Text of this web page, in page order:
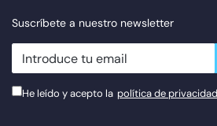
Suscríbete a nuestro newsletter
newsletter.suscribe
He leído y acepto la política de privacidad